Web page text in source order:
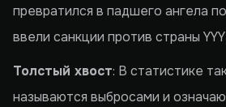
превратился в падшего ангела
ввели санкции против страны
Толстый хвост: В статистике
называются выбросами и